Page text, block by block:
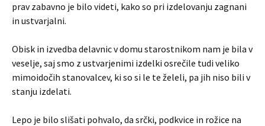
prav zabavno je bilo videti, kako so pri izdelovanju zagnani
in ustvarjalni.
Obisk in izvedba delavnic v domu starostnikom nam je bila v
veselje, saj smo z ustvarjenimi izdelki osrečile tudi veliko
mimoidočih stanovalcev, ki so si le te želeli, pa jih niso bili v
stanju izdelati.
Lepo je bilo slišati pohvalo, da srčki, podkvice in rožice na